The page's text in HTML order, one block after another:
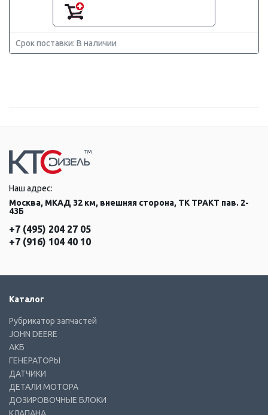
Срок поставки: В наличии
Наш адрес:
Москва, МКАД 32 км, внешняя сторона, ТК ТРАКТ пав. 2-
43Б
+7 (495) 204 27 05
+7 (916) 104 40 10
Каталог
Рубрикатор запчастей
JOHN DEERE
АКБ
ГЕНЕРАТОРЫ
ДАТЧИКИ
ДЕТАЛИ МОТОРА
ДОЗИРОВОЧНЫЕ БЛОКИ